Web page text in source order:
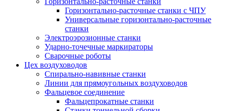
Горизонтально-расточные станки с ЧПУ
Универсальные горизонтально-расточные
станки
Электроэрозионные станки
Ударно-точечные маркираторы
Сварочные роботы
Цех воздуховодов
Спирально-навивные станки
Линии для прямоугольных воздуховодов
Фальцевое соединение
Фальцепрокатные станки